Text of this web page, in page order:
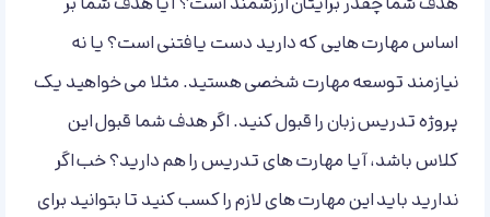
اساس مهارت هایی که دارید دست یافتنی است؟ یا نه
نیازمند توسعه مهارت شخصی هستید. مثلا می خواهید یک
پروژه تدریس زبان را قبول کنید. اگر هدف شما قبول این
کلاس باشد، آیا مهارت های تدریس را هم دارید؟ خب اگر
ندارید باید این مهارت های لازم را کسب کنید تا بتوانید برای